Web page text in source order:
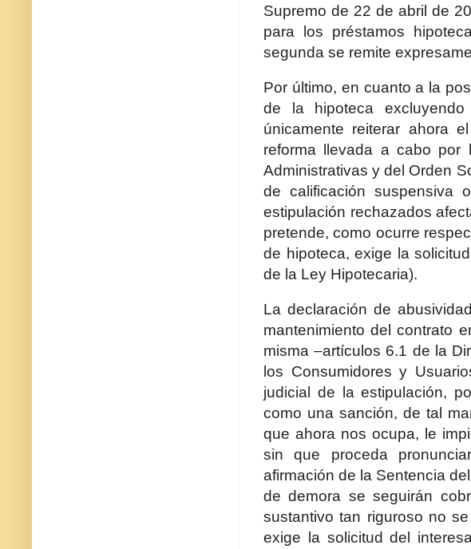
Supremo de 22 de abril de
para los préstamos
segunda se remite
Por último, en cuanto a la
de la hipoteca
únicamente reiterar ahora
reforma llevada a cabo por
Administrativas y del Orden
de calificación
estipulación rechazados
pretende, como ocurre
de hipoteca, exige la
de la Ley Hipotecaria).
La declaración de
mantenimiento del contrato
misma –artículos 6.1 de la
los Consumidores y
judicial de la estipulación,
como una sanción, de tal
que ahora nos ocupa, le
sin que proceda
afirmación de la Sentencia
de demora se seguirán
sustantivo tan riguroso no
exige la solicitud del